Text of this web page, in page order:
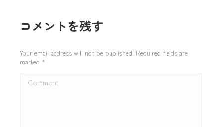
コメントを残す
Your email address will not be published. Required fields are
marked *
Comment